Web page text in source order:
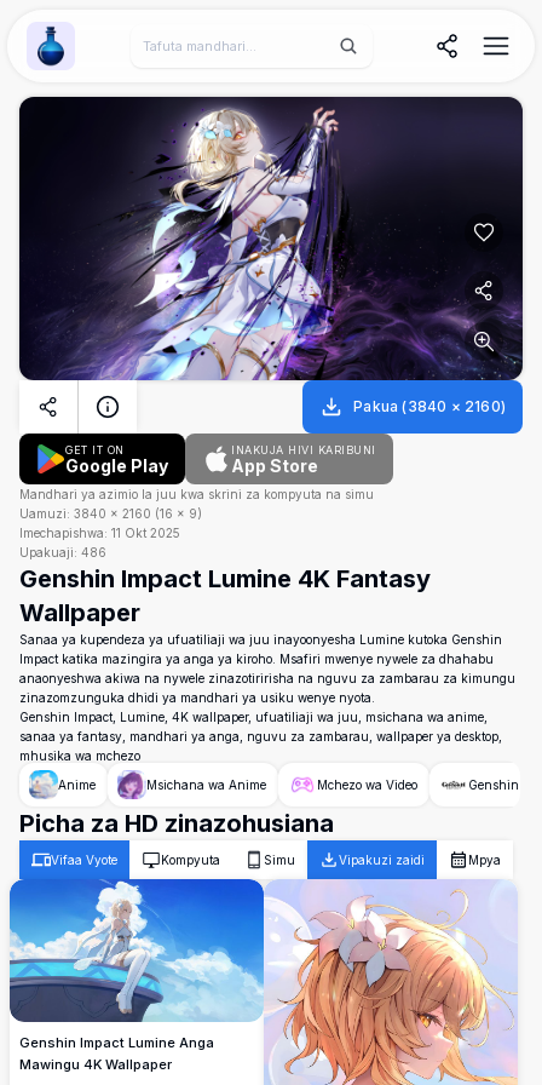
Wallpaper Alchemy
Pakua (3840 × 2160)
GET IT ON
Google Play
INAKUJA HIVI KARIBUNI
App Store
Mandhari ya azimio la juu kwa skrini za kompyuta na simu
Uamuzi: 3840 × 2160 (16 × 9)
Imechapishwa: 11 Okt 2025
Upakuaji: 486
Genshin Impact Lumine 4K Fantasy
Wallpaper
Sanaa ya kupendeza ya ufuatiliaji wa juu inayoonyesha Lumine kutoka Genshin
Impact katika mazingira ya anga ya kiroho. Msafiri mwenye nywele za dhahabu
anaonyeshwa akiwa na nywele zinazotiririsha na nguvu za zambarau za kimungu
zinazomzunguka dhidi ya mandhari ya usiku wenye nyota.
Genshin Impact, Lumine, 4K wallpaper, ufuatiliaji wa juu, msichana wa anime,
sanaa ya fantasy, mandhari ya anga, nguvu za zambarau, wallpaper ya desktop,
mhusika wa mchezo
Anime
Msichana wa Anime Mchezo wa Video Genshin
Picha za HD zinazohusiana
Vifaa Vyote Kompyuta Simu Vipakuzi zaidi Mpya
Genshin Impact Lumine Anga
Mawingu 4K Wallpaper